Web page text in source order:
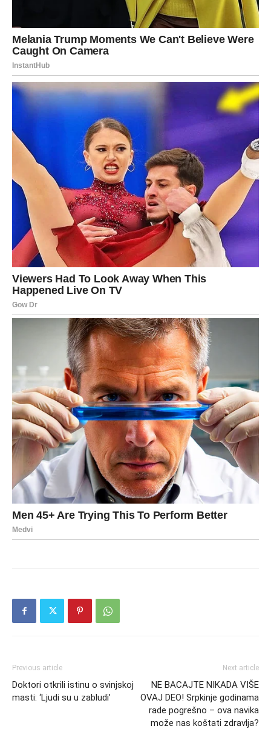
Previous article
Doktori otkrili istinu o svinjskoj
masti: ‘Ljudi su u zabludi’
Next article
NE BACAJTE NIKADA VIŠE
OVAJ DEO! Srpkinje godinama
rade pogrešno – ova navika
može nas koštati zdravlja?